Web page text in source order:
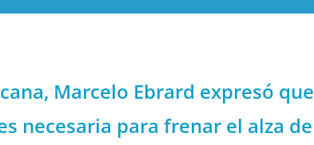
Marcelo Ebrard expresó que
necesaria para frenar el alza de